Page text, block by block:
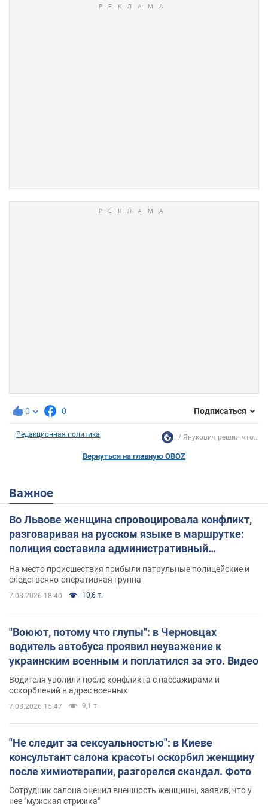
0 0 Подписаться
Редакционная политика Янукович решил что...
Вернуться на главную OBOZ
Важное
Во Львове женщина спровоцировала конфликт,
разговаривая на русском языке в маршрутке:
полиция составила административный
На место происшествия прибыли патрульные полицейские и
следственно-оперативная группа
7.08.2026 18:40 10,6 т.
"Воюют, потому что глупы": в Черновцах
водитель автобуса проявил неуважение к
украинским военным и поплатился за это. Видео
Водителя уволили после конфликта с пассажирами и
оскорблений в адрес военных
7.08.2026 15:47 9,1 т.
"Не следит за сексуальностью": в Киеве
консультант салона красоты оскорбил женщину
после химиотерапии, разгорелся скандал. Фото
Сотрудник салона оценил внешность женщины, заявив, что у
нее "мужская стрижка"